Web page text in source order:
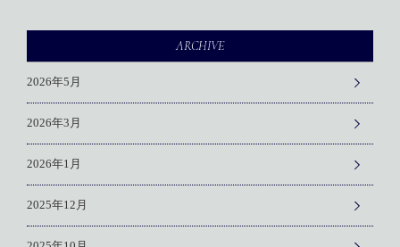
ARCHIVE
2026年5月
2026年3月
2026年1月
2025年12月